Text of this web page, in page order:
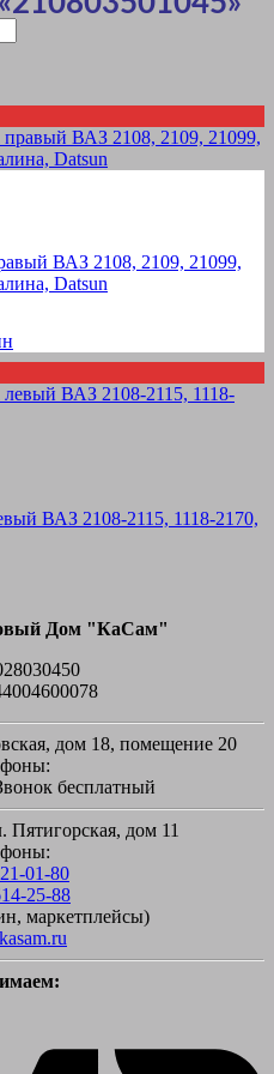
ВАЗ 2108, 2109, 21099,
Datsun
ВАЗ 2108-2115, 1118-2170,
Дом "КаСам"
дом 18, помещение 20
бесплатный
Пятигорская, дом 11
01-80
25-88
маркетплейсы)